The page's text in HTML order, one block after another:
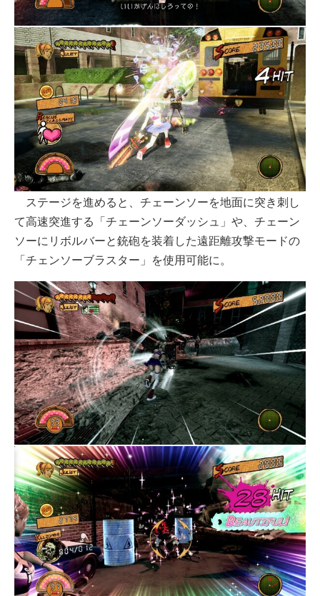
ステージを進めると、チェーンソーを地面に突き刺し
て高速突進する「チェーンソーダッシュ」や、チェーン
ソーにリボルバーと銃砲を装着した遠距離攻撃モードの
「チェンソーブラスター」を使用可能に。